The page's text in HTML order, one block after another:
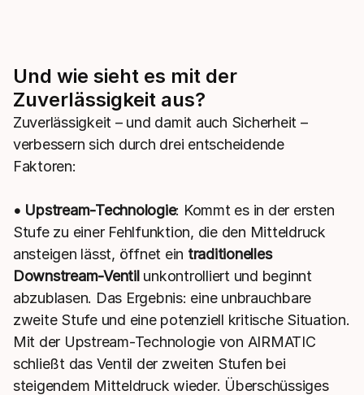
Und wie sieht es mit der
Zuverlässigkeit aus?
Zuverlässigkeit – und damit auch Sicherheit –
verbessern sich durch drei entscheidende
Faktoren:
• Upstream-Technologie: Kommt es in der ersten
Stufe zu einer Fehlfunktion, die den Mitteldruck
ansteigen lässt, öffnet ein traditionelles
Downstream-Ventil unkontrolliert und beginnt
abzublasen. Das Ergebnis: eine unbrauchbare
zweite Stufe und eine potenziell kritische Situation.
Mit der Upstream-Technologie von AIRMATIC
schließt das Ventil der zweiten Stufen bei
steigendem Mitteldruck wieder. Überschüssiges